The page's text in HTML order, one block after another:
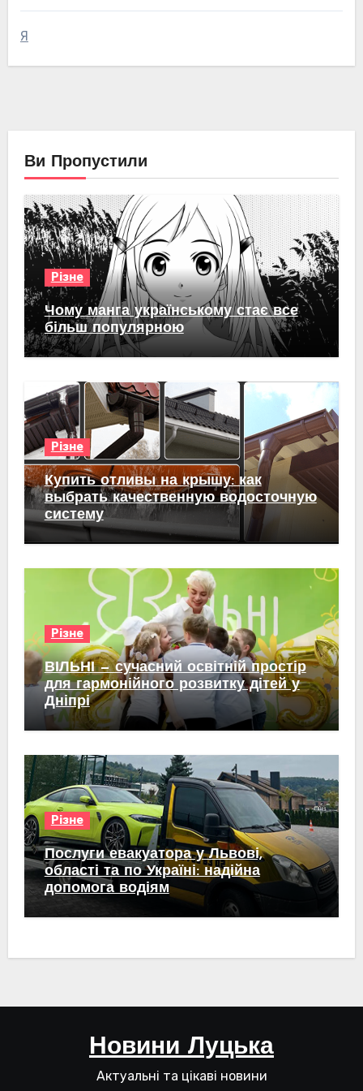
Я
Ви Пропустили
Різне
Чому манга українському стає все
більш популярною
Різне
Купить отливы на крышу: как
выбрать качественную водосточную
систему
Різне
ВІЛЬНІ — сучасний освітній простір
для гармонійного розвитку дітей у
Дніпрі
Різне
Послуги евакуатора у Львові,
області та по Україні: надійна
допомога водіям
Новини Луцька
Актуальні та цікаві новини